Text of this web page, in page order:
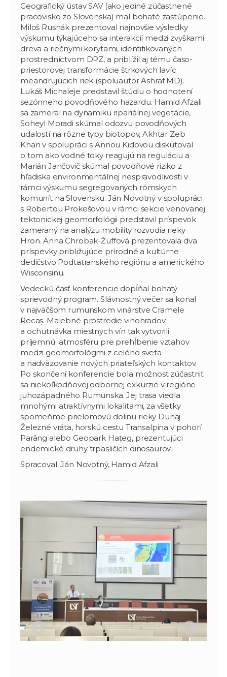
Geografický ústav SAV (ako jediné zúčastnené
pracovisko zo Slovenska) mal bohaté zastúpenie.
Miloš Rusnák prezentoval najnovšie výsledky
výskumu týkajúceho sa interakcií medzi zvyškami
dreva a riečnymi korytami, identifikovaných
prostredníctvom DPZ, a priblížil aj tému časo-
priestorovej transformácie štrkových lavíc
meandrujúcich riek (spoluautor Ashraf MD).
Lukáš Michaleje predstavil štúdiu o hodnotení
sezónneho povodňového hazardu. Hamid Afzali
sa zameral na dynamiku ripariálnej vegetácie,
Soheyl Moradi skúmal odozvu povodňových
udalostí na rôzne typy biotopov, Akhtar Zeb
Khan v spolupráci s Annou Kidovou diskutoval
o tom ako vodné toky reagujú na reguláciu a
Marián Jančovič skúmal povodňové riziko z
hľadiska environmentálnej nespravodlivosti v
rámci výskumu segregovaných rómskych
komunít na Slovensku. Ján Novotný v spolupráci
s Robertou Prokešovou v rámci sekcie venovanej
tektonickej geomorfológii predstavil príspevok
zameraný na analýzu mobility rozvodia rieky
Hron. Anna Chrobak-Žuffová prezentovala dva
príspevky približujúce prírodné a kultúrne
dedičstvo Podtatranského regiónu a amerického
Wisconsinu.
Vedeckú časť konferencie dopĺňal bohatý
sprievodný program. Slávnostný večer sa konal
v najväčšom rumunskom vinárstve Cramele
Recaș. Malebné prostredie vinohradov
a ochutnávka miestnych vín tak vytvorili
príjemnú atmosféru pre prehĺbenie vzťahov
medzi geomorfológmi z celého sveta
a nadväzovanie nových priateľských kontaktov.
Po skončení konferencie bola možnosť zúčastniť
sa niekoľkodňovej odbornej exkurzie v regióne
juhozápadného Rumunska. Jej trasa viedla
mnohými atraktívnymi lokalitami, za všetky
spomeňme prielomovú dolinu rieky Dunaj
Železné vráta, horskú cestu Transalpina v pohorí
Parâng alebo Geopark Hațeg, prezentujúci
endemické druhy trpasličích dinosaurov.
Spracoval: Ján Novotný, Hamid Afzali